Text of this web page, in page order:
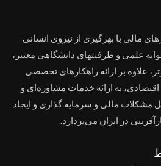
مالی با بهرگیری از نیروی انسانی
علمی و ظرفیتهای دانشگاهی معتبر،
علاوه بر ارائه راهکارهای تخصصی
به ارائه خدمات مشاوره‌ای و
مشکلات مالی و سرمایه گذاری و ایجاد
در ایران می‌پردازد.